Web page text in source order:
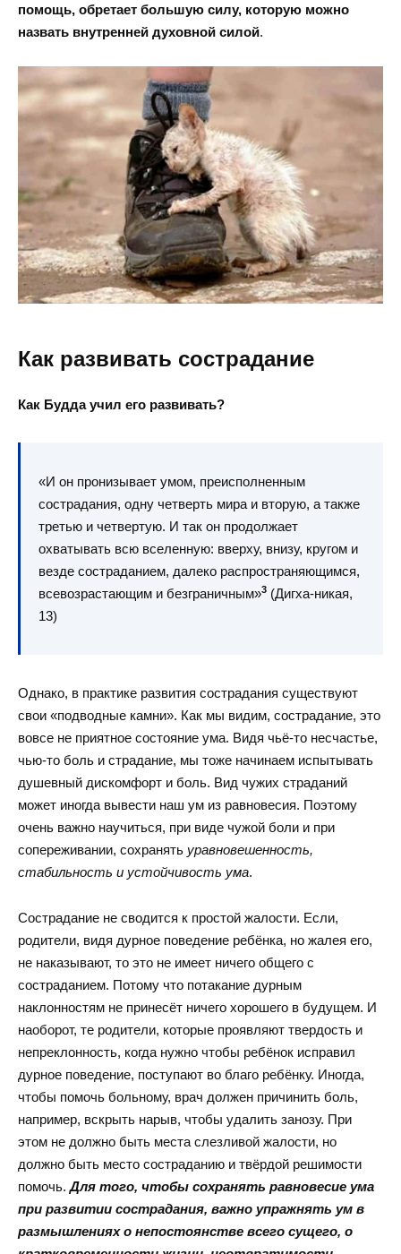
помощь, обретает большую силу, которую можно
назвать внутренней духовной силой.
Как развивать сострадание
Как Будда учил его развивать?
«И он пронизывает умом, преисполненным
сострадания, одну четверть мира и вторую, а также
третью и четвертую. И так он продолжает
охватывать всю вселенную: вверху, внизу, кругом и
везде состраданием, далеко распространяющимся,
всевозрастающим и безграничным»3 (Дигха-никая,
13)
Однако, в практике развития сострадания существуют
свои «подводные камни». Как мы видим, сострадание, это
вовсе не приятное состояние ума. Видя чьё-то несчастье,
чью-то боль и страдание, мы тоже начинаем испытывать
душевный дискомфорт и боль. Вид чужих страданий
может иногда вывести наш ум из равновесия. Поэтому
очень важно научиться, при виде чужой боли и при
сопереживании, сохранять уравновешенность,
стабильность и устойчивость ума.
Сострадание не сводится к простой жалости. Если,
родители, видя дурное поведение ребёнка, но жалея его,
не наказывают, то это не имеет ничего общего с
состраданием. Потому что потакание дурным
наклонностям не принесёт ничего хорошего в будущем. И
наоборот, те родители, которые проявляют твердость и
непреклонность, когда нужно чтобы ребёнок исправил
дурное поведение, поступают во благо ребёнку. Иногда,
чтобы помочь больному, врач должен причинить боль,
например, вскрыть нарыв, чтобы удалить занозу. При
этом не должно быть места слезливой жалости, но
должно быть место состраданию и твёрдой решимости
помочь.Для того, чтобы сохранять равновесие ума
при развитии сострадания, важно упражнять ум в
размышлениях о непостоянстве всего сущего, о